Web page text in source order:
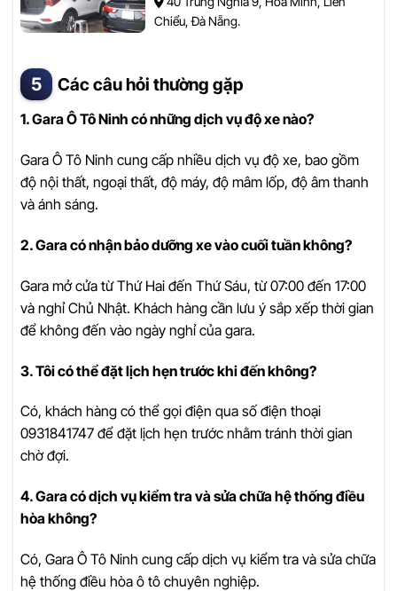
Chiểu, Đà Nẵng.
Các câu hỏi thường gặp
1. Gara Ô Tô Ninh có những dịch vụ độ xe nào?
Gara Ô Tô Ninh cung cấp nhiều dịch vụ độ xe, bao gồm
độ nội thất, ngoại thất, độ máy, độ mâm lốp, độ âm thanh
và ánh sáng.
2. Gara có nhận bảo dưỡng xe vào cuối tuần không?
Gara mở cửa từ Thứ Hai đến Thứ Sáu, từ 07:00 đến 17:00
và nghỉ Chủ Nhật. Khách hàng cần lưu ý sắp xếp thời gian
để không đến vào ngày nghỉ của gara.
3. Tôi có thể đặt lịch hẹn trước khi đến không?
Có, khách hàng có thể gọi điện qua số điện thoại
0931841747 để đặt lịch hẹn trước nhằm tránh thời gian
chờ đợi.
4. Gara có dịch vụ kiểm tra và sửa chữa hệ thống điều
hòa không?
Có, Gara Ô Tô Ninh cung cấp dịch vụ kiểm tra và sửa chữa
hệ thống điều hòa ô tô chuyên nghiệp.